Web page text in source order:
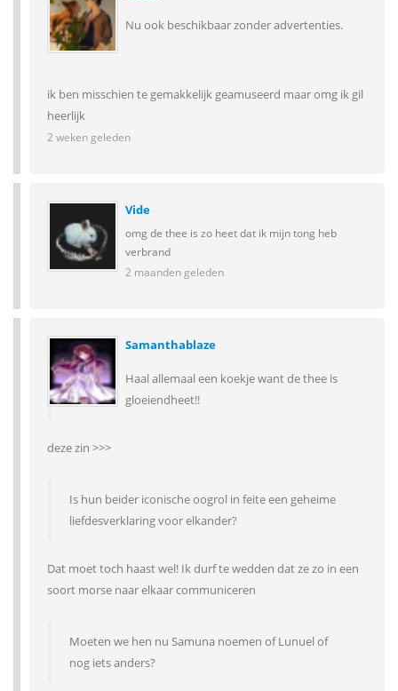
Nu ook beschikbaar zonder advertenties.
ik ben misschien te gemakkelijk geamuseerd maar omg ik gil
heerlijk
2 weken geleden
Vide
omg de thee is zo heet dat ik mijn tong heb
verbrand
2 maanden geleden
Samanthablaze
Haal allemaal een koekje want de thee is
gloeiendheet!!
deze zin >>>
Is hun beider iconische oogrol in feite een geheime
liefdesverklaring voor elkander?
Dat moet toch haast wel! Ik durf te wedden dat ze zo in een
soort morse naar elkaar communiceren
Moeten we hen nu Samuna noemen of Lunuel of
nog iets anders?